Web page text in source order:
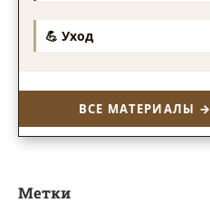
💪 Уход
ВСЕ МАТЕРИАЛЫ →
Метки